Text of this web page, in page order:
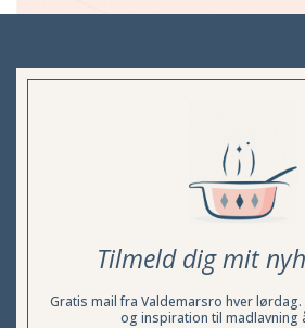
Tilmeld dig mit
Gratis mail fra Valdemarsro hver
og inspiration til madlavning